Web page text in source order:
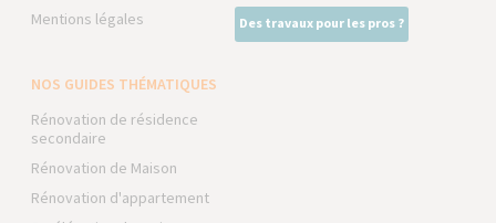
Mentions légales
Des travaux pour les pros ?
NOS GUIDES THÉMATIQUES
Rénovation de résidence
secondaire
Rénovation de Maison
Rénovation d'appartement